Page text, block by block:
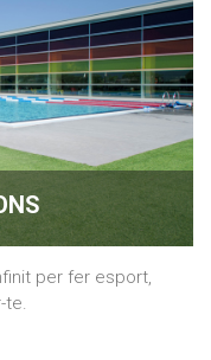
per fer esport,